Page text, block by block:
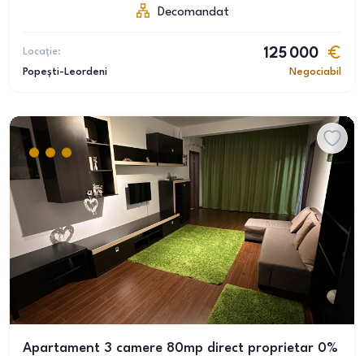
Decomandat
Locație:
Popești-Leordeni
125 000
Negociabil
Apartament 3 camere 80mp direct proprietar 0%